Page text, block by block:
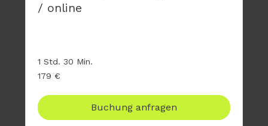
/ online
1 Std. 30 Min.
Euro
179 €
Buchung anfragen